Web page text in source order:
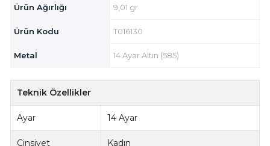
Ürün Ağırlığı 9,01 gr
Ürün Kodu T016130
Metal 14 Ayar Altın (585)
Teknik Özellikler
Ayar 14 Ayar
Cinsiyet Kadın